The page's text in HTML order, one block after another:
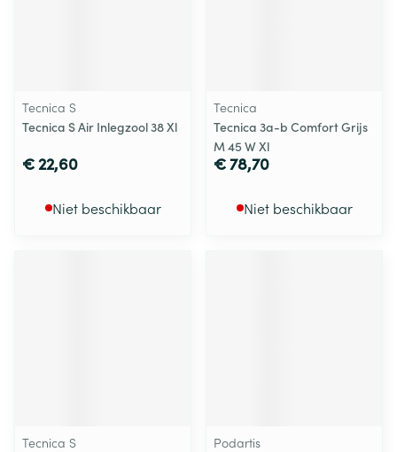
Tecnica S
Tecnica S Air Inlegzool 38 Xl
€ 22,60
Niet beschikbaar
Tecnica
Tecnica 3a-b Comfort Grijs
M 45 W Xl
€ 78,70
Niet beschikbaar
Tecnica S
Podartis